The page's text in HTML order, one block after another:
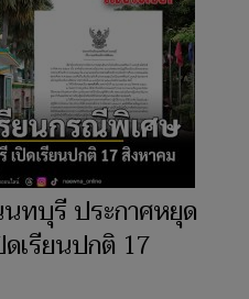
ทบุรี ประกาศหยุด
เรียนปกติ 17